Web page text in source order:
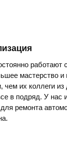
работают
мастерство и
чем их коллеги из
в подряд. У нас
ремонта